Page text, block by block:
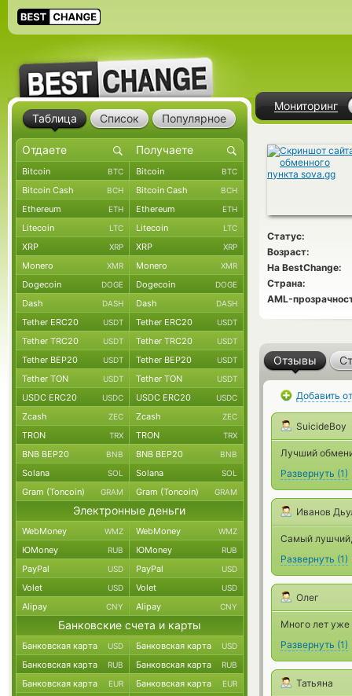
Мониторинг
Статус:
Возраст:
На BestChange:
Страна:
AML-
Отзывы
Добавить
SuicideBoy
Лучший
Развернуть (1)
Иванов
Самый
Развернуть (1)
Олег
Много лет уже
Развернуть (1)
Татьяна
Таблица Список Популярное
Bitcoin BTC Bitcoin BTC
Bitcoin Cash BCH Bitcoin Cash BCH
Ethereum ETH Ethereum ETH
Litecoin LTC Litecoin LTC
XRP XRP XRP XRP
Monero XMR Monero XMR
Dogecoin DOGE Dogecoin DOGE
Dash DASH Dash DASH
Tether ERC20 USDT Tether ERC20 USDT
Tether TRC20 USDT Tether TRC20 USDT
Tether BEP20 USDT Tether BEP20 USDT
Tether TON USDT Tether TON USDT
USDC ERC20 USDC USDC ERC20 USDC
Zcash ZEC Zcash ZEC
TRON TRX TRON TRX
BNB BEP20 BNB BNB BEP20 BNB
Solana SOL Solana SOL
Gram (Toncoin) GRAM Gram (Toncoin) GRAM
Электронные деньги
WebMoney WMZ WebMoney WMZ
ЮMoney RUB ЮMoney RUB
PayPal USD PayPal USD
Volet USD Volet USD
Alipay CNY Alipay CNY
Банковские счета и карты
Банковская карта USD Банковская карта USD
Банковская карта RUB Банковская карта RUB
Банковская карта EUR Банковская карта EUR